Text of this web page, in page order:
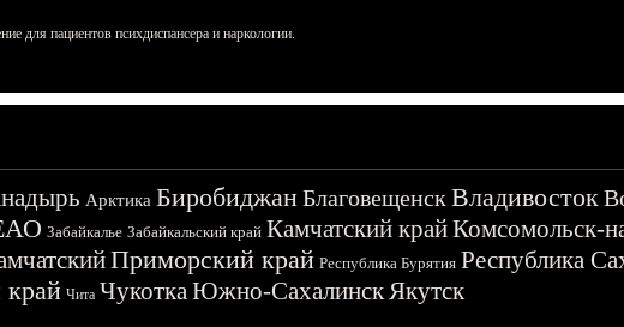
для пациентов психдиспансера и наркологии.
Арктика БиробиджанБлаговещенскВладивосток
Забайкалье Забайкальский край Камчатский крайКомсомольск-
Приморский край Республика Бурятия Республика
край Чита ЧукоткаЮжно-СахалинскЯкутск